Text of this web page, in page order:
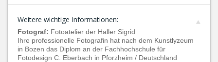
Weitere wichtige Informationen:
Fotograf: Fotoatelier der Haller Sigrid
Ihre professionelle Fotografin hat nach dem Kunstlyzeum
in Bozen das Diplom an der Fachhochschule für
Fotodesign C. Eberbach in Pforzheim / Deutschland